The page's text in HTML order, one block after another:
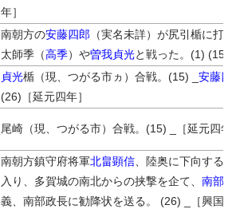
年］
南朝方の安藤四郎 （実名未詳）が尻引楯に打
太師季（高季）や曽我貞光と戦った。(1) (15)
貞光楯（現、つがる市ヵ）合戦。(15) _安藤四郎
(26)［延元四年］
尾崎（現、つがる市）合戦。(15) _［延元四年］
南朝方鎮守府将軍北畠顕信 、陸奥に下向する。
入り、多賀城の南北からの挟撃を企て、南部政
義、南部政長に勧降状を送る。 (26) _［興国元